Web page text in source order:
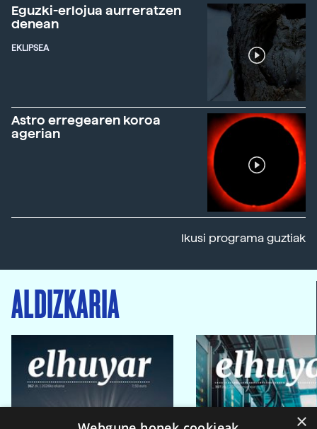
Eguzki-erlojua aurreratzen
denean
EKLIPSEA
Astro erregearen koroa
agerian
Ikusi programa guztiak
ALDIZKARIA
×